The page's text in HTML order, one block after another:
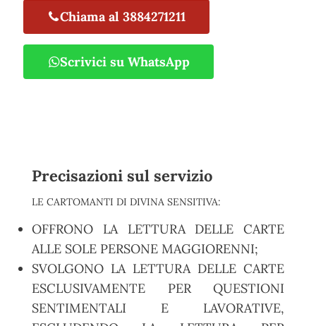
Chiama al 3884271211
Scrivici su WhatsApp
Precisazioni sul servizio
LE CARTOMANTI DI DIVINA SENSITIVA:
OFFRONO LA LETTURA DELLE CARTE
ALLE SOLE PERSONE MAGGIORENNI;
SVOLGONO LA LETTURA DELLE CARTE
ESCLUSIVAMENTE PER QUESTIONI
SENTIMENTALI E LAVORATIVE,